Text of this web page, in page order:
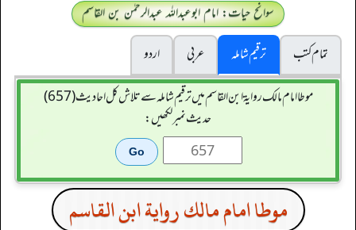
سوانح حیات: امام ابوعبداللہ عبدالرحمٰن بن القاسم
تمام کتب
ترقیم شاملہ عربی
اردو
موطا امام مالك رواية ابن القاسم میں ترقیم شاملہ سے تلاش کل احادیث (657)
حدیث نمبر لکھیں:
موطا امام مالك رواية ابن القاسم